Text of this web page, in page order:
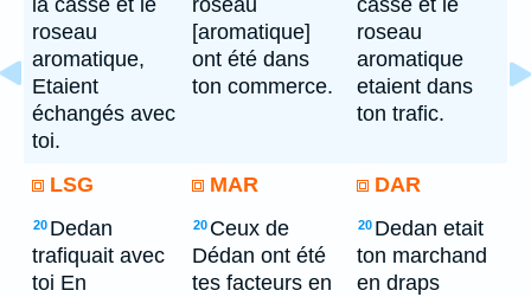
la casse et le
roseau
aromatique,
Etaient
échangés avec
toi.
roseau
[aromatique]
ont été dans
ton commerce.
casse et le
roseau
aromatique
etaient dans
ton trafic.
LSG MAR DAR
20 Dedan
trafiquait avec
toi En
20 Ceux de
Dédan ont été
tes facteurs en
20 Dedan etait
ton marchand
en draps